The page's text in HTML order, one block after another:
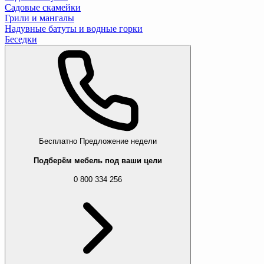
Садовые скамейки
Грили и мангалы
Надувные батуты и водные горки
Беседки
Бесплатно Предложение недели
Подберём мебель под ваши цели
0 800 334 256